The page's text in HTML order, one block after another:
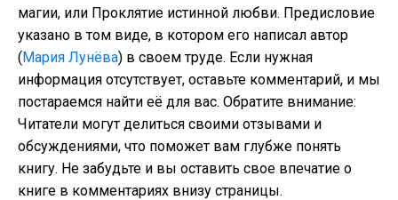
магии, или Проклятие истинной любви. Предисловие
указано в том виде, в котором его написал автор
(Мария Лунёва) в своем труде. Если нужная
информация отсутствует, оставьте комментарий, и мы
постараемся найти её для вас. Обратите внимание:
Читатели могут делиться своими отзывами и
обсуждениями, что поможет вам глубже понять
книгу. Не забудьте и вы оставить свое впечатие о
книге в комментариях внизу страницы.